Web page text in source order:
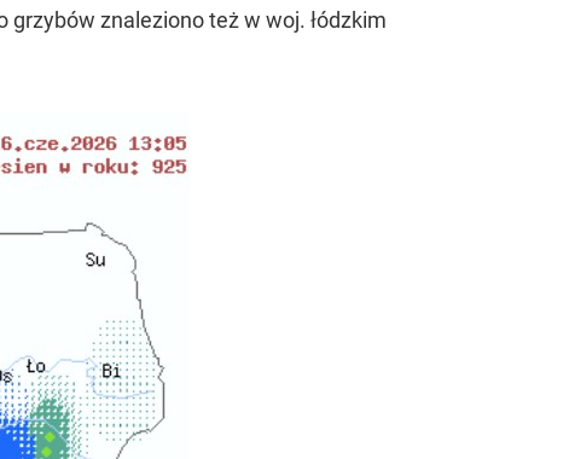
znaleziono też w woj. łódzkim